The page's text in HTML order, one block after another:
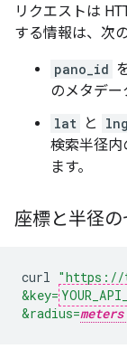
リクエストは
する情報は、次
pano_id
のメタデー
lat と lng
検索半径内
ます。
座標と半径
curl "https://
&key=
&radius=meters